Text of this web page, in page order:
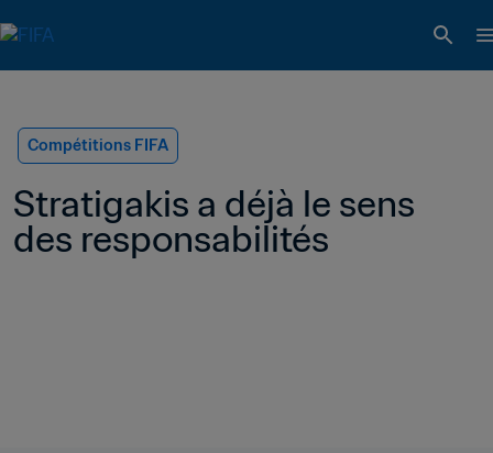
Compétitions FIFA
Stratigakis a déjà le sens
des responsabilités